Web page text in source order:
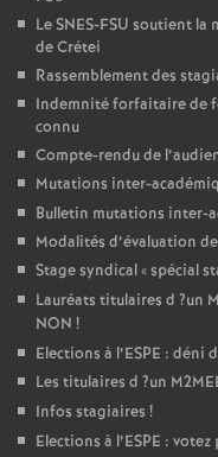
LeSNES-FSU soutient la
de Crétei
Rassemblement des
Indemnité forfaitaire de
connu
Compte-rendu de
Mutations inter-
Bulletin mutations inter-
Modalités d’évaluation
Stage syndical «spécial
Lauréats titulaires d ?un
NON !
Elections à l’ESPE : déni
Les titulaires d ?un
Infos stagiaires !
Elections à l’ESPE : votez